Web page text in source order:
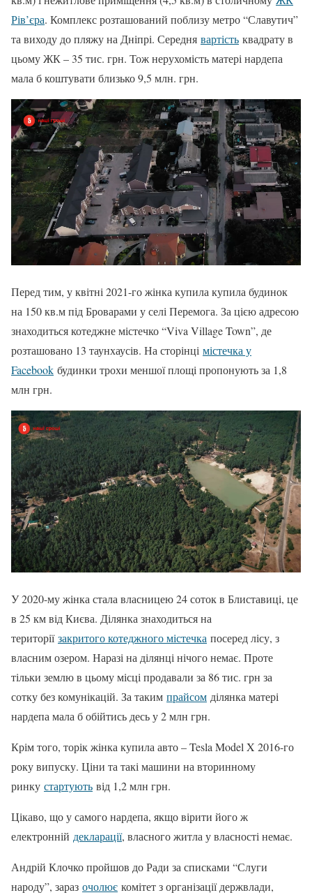
Рів’єра. Комплекс розташований поблизу метро “Славутич”
та виходу до пляжу на Дніпрі. Середня вартість квадрату в
цьому ЖК – 35 тис. грн. Тож нерухомість матері нардепа
мала б коштувати близько 9,5 млн. грн.
Перед тим, у квітні 2021-го жінка купила купила будинок
на 150 кв.м під Броварами у селі Перемога. За цією адресою
знаходиться котеджне містечко “Viva Village Town”, де
розташовано 13 таунхаусів. На сторінці містечка у
Facebook будинки трохи меншої площі пропонують за 1,8
млн грн.
У 2020-му жінка стала власницею 24 соток в Блиставиці, це
в 25 км від Києва. Ділянка знаходиться на
територіїзакритого котеджного містечка посеред лісу, з
власним озером. Наразі на ділянці нічого немає. Проте
тільки землю в цьому місці продавали за 86 тис. грн за
сотку без комунікацій. За таким прайсом ділянка матері
нардепа мала б обійтись десь у 2 млн грн.
Крім того, торік жінка купила авто – Tesla Model X 2016-го
року випуску. Ціни та такі машини на вторинному
ринку стартують від 1,2 млн грн.
Цікаво, що у самого нардепа, якщо вірити його ж
електронній декларації, власного житла у власності немає.
Андрій Клочко пройшов до Ради за списками “Слуги
народу”, зараз очолює комітет з організації держвлади,